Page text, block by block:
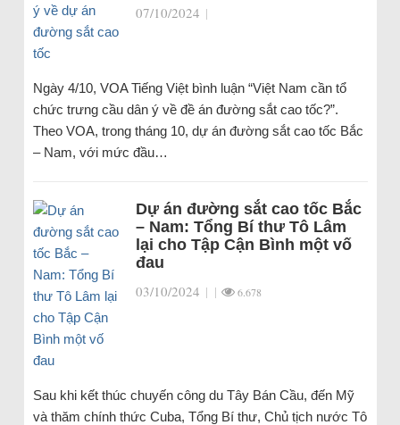
07/10/2024 |
Ngày 4/10, VOA Tiếng Việt bình luận “Việt Nam cần tổ
chức trưng cầu dân ý về đề án đường sắt cao tốc?”.
Theo VOA, trong tháng 10, dự án đường sắt cao tốc Bắc
– Nam, với mức đầu…
Dự án đường sắt cao tốc Bắc
– Nam: Tổng Bí thư Tô Lâm
lại cho Tập Cận Bình một vố
đau
03/10/2024 | | 6.678
Sau khi kết thúc chuyến công du Tây Bán Cầu, đến Mỹ
và thăm chính thức Cuba, Tổng Bí thư, Chủ tịch nước Tô